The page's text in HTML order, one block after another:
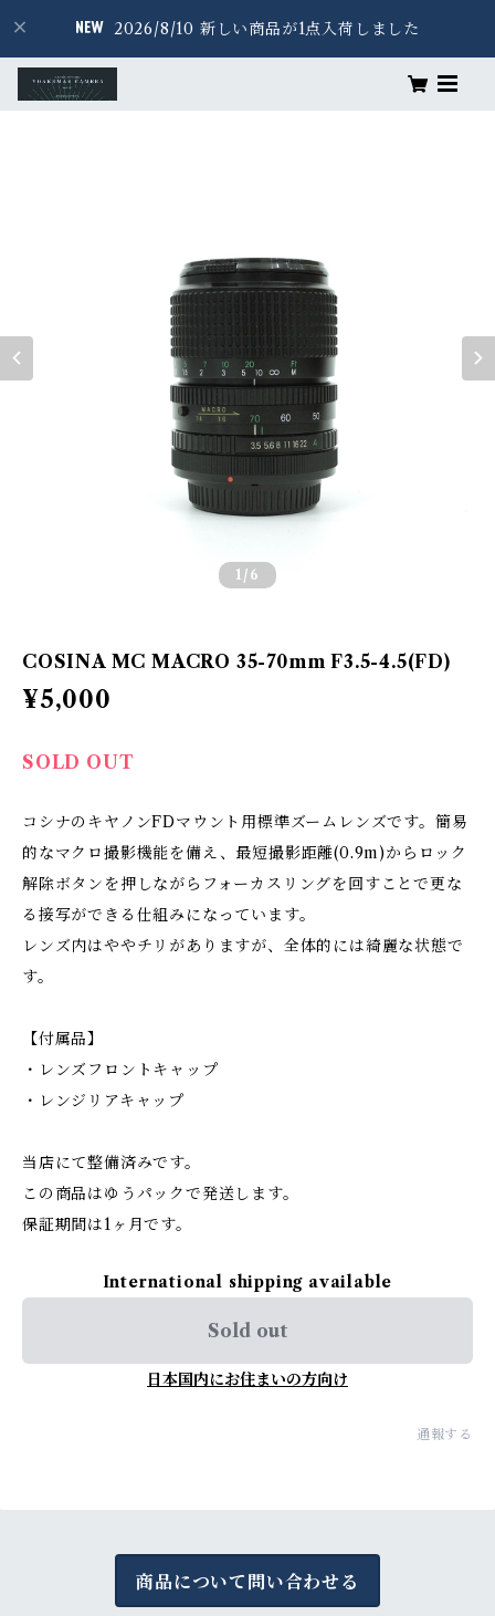
2026/8/10 新しい商品が1点入荷しました
1 /6
COSINA MC MACRO 35-70mm F3.5-4.5(FD)
¥5,000
SOLD OUT
コシナのキヤノンFDマウント用標準ズームレンズです。簡易
的なマクロ撮影機能を備え、最短撮影距離(0.9m)からロック
解除ボタンを押しながらフォーカスリングを回すことで更な
る接写ができる仕組みになっています。
レンズ内はややチリがありますが、全体的には綺麗な状態で
す。
【付属品】
・レンズフロントキャップ
・レンジリアキャップ
当店にて整備済みです。
この商品はゆうパックで発送します。
保証期間は1ヶ月です。
International shipping available
Sold out
日本国内にお住まいの方向け
通報する
商品について問い合わせる